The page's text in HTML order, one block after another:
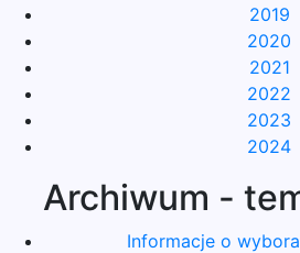
2019
2020
2021
2022
2023
2024
Archiwum -
Informacje o